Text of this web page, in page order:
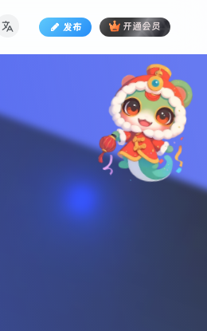
发布 开通会员